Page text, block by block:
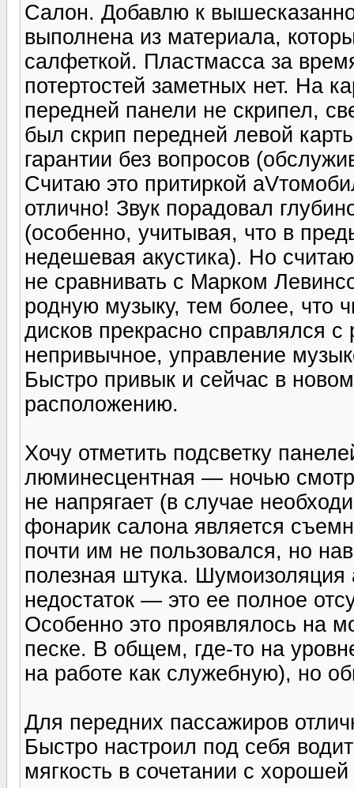
Салон. Добавлю к
выполнена из материала,
салфеткой. Пластмасса за
потертостей заметных нет. На
передней панели не скрипел,
был скрип передней левой
гарантии без вопросов
Считаю это притиркой
отлично! Звук порадовал
(особенно, учитывая, что в
недешевая акустика). Но
не сравнивать с Марком
родную музыку, тем более, что
дисков прекрасно справлялся
непривычное, управление
Быстро привык и сейчас в
расположению.
Хочу отметить подсветку
люминесцентная — ночью
не напрягает (в случае
фонарик салона является
почти им не пользовался, но
полезная штука.
недостаток — это ее полное
Особенно это проявлялось на
песке. В общем, где-то на
на работе как служебную), но
Для передних пассажиров
Быстро настроил под себя
мягкость в сочетании с